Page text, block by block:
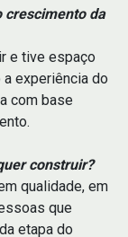
crescimento da
e tive espaço
a experiência do
com base
construir?
qualidade, em
que
etapa do